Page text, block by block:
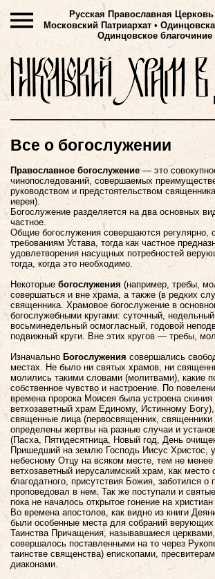
Русская Православная Церковь
Московский Патриархат •
Одинцовское благочиние
Все о богослужении
Православное богослужение— это
чинопоследований, совершаемых
руководством и предстоятельством
иерея).
Богослужение разделяется на два основных
частное.
Общие богослужения совершаются регулярно,
требованиям Устава, тогда как частное
удовлетворения насущных потребностей
тогда, когда это необходимо.
Некоторые богослужения (например, требы,
совершаться и вне храма, а также (в редких
священника. Храмовое богослужение в
богослужебными кругами: суточный,
восьминедельный осмогласный, годовой
подвижный круги. Вне этих кругов — требы,
Изначально Богослужения совершались
местах. Не было ни святых храмов, ни
молились такими словами (молитвами), какие
собственное чувство и настроение. По
времена пророка Моисея была устроена скиния
ветхозаветный храм Единому, Истинному
священные лица (первосвященник, священники
определены жертвы на разные случаи и
(Пасха, Пятидесятница, Новый год, День
Пришедший на землю Господь Иисус Христос,
небесному Отцу на всяком месте, тем не
ветхозаветный иерусалимский храм, как место
благодатного, присутствия Божия, заботился о
проповедовал в нем. Так же поступали и
пока не началось открытое гонение на
Во времена апостолов, как видно из книги
были особенные места для собраний
Таинства Причащения, называвшиеся
совершалось поставленными на то через
таинстве священства) епископами,
диаконами.